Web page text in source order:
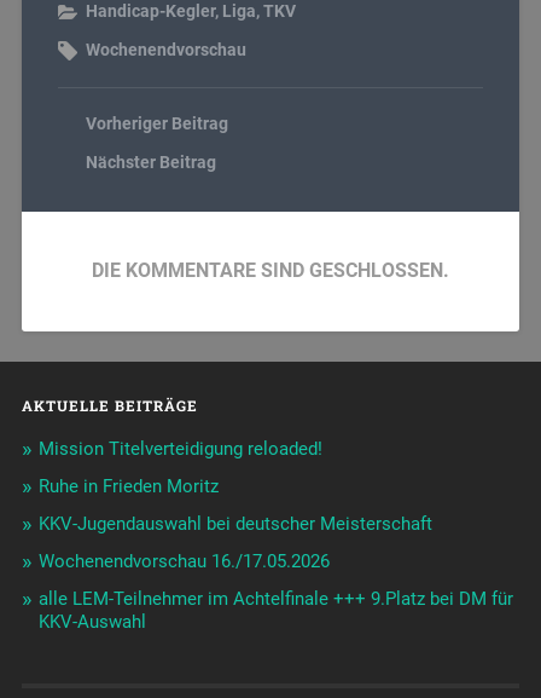
Handicap-Kegler, Liga,TKV
Wochenendvorschau
Vorheriger Beitrag
Nächster Beitrag
DIE KOMMENTARE SIND GESCHLOSSEN.
AKTUELLE BEITRÄGE
Mission Titelverteidigung reloaded!
Ruhe in Frieden Moritz
KKV-Jugendauswahl bei deutscher Meisterschaft
Wochenendvorschau 16./17.05.2026
alle LEM-Teilnehmer im Achtelfinale +++ 9.Platz bei DM für
KKV-Auswahl